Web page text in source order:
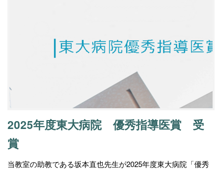
2025年度東大病院 優秀指導医賞 受
賞
当教室の助教である坂本直也先生が2025年度東大病院「優秀